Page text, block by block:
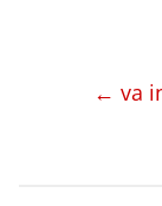
← va